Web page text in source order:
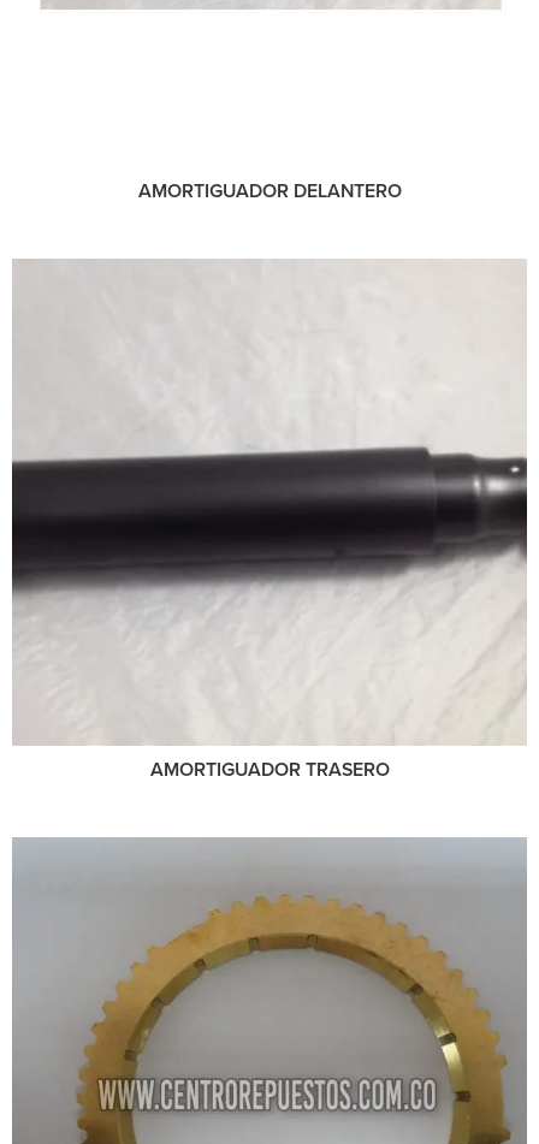
AMORTIGUADOR DELANTERO
AMORTIGUADOR TRASERO